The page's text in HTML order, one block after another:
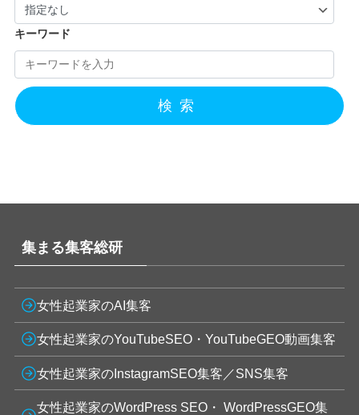
キーワード
検索
集まる集客総研
女性起業家のAI集客
女性起業家のYouTubeSEO・YouTubeGEO動画集客
女性起業家のInstagramSEO集客／SNS集客
女性起業家のWordPress SEO・ WordPressGEO集